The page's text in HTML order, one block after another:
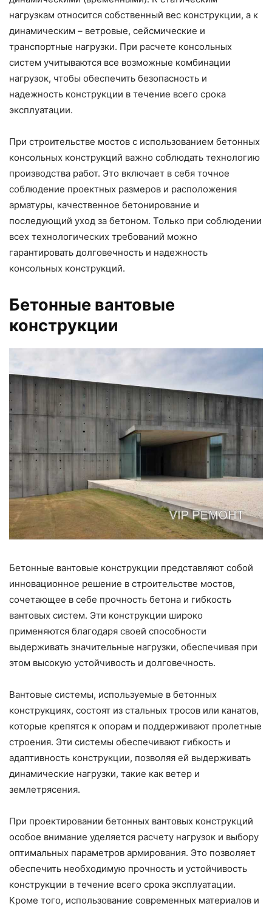
нагрузкам относится собственный вес конструкции, а к
динамическим – ветровые, сейсмические и
транспортные нагрузки. При расчете консольных
систем учитываются все возможные комбинации
нагрузок, чтобы обеспечить безопасность и
надежность конструкции в течение всего срока
эксплуатации.
При строительстве мостов с использованием бетонных
консольных конструкций важно соблюдать технологию
производства работ. Это включает в себя точное
соблюдение проектных размеров и расположения
арматуры, качественное бетонирование и
последующий уход за бетоном. Только при соблюдении
всех технологических требований можно
гарантировать долговечность и надежность
консольных конструкций.
Бетонные вантовые
конструкции
Бетонные вантовые конструкции представляют собой
инновационное решение в строительстве мостов,
сочетающее в себе прочность бетона и гибкость
вантовых систем. Эти конструкции широко
применяются благодаря своей способности
выдерживать значительные нагрузки, обеспечивая при
этом высокую устойчивость и долговечность.
Вантовые системы, используемые в бетонных
конструкциях, состоят из стальных тросов или канатов,
которые крепятся к опорам и поддерживают пролетные
строения. Эти системы обеспечивают гибкость и
адаптивность конструкции, позволяя ей выдерживать
динамические нагрузки, такие как ветер и
землетрясения.
При проектировании бетонных вантовых конструкций
особое внимание уделяется расчету нагрузок и выбору
оптимальных параметров армирования. Это позволяет
обеспечить необходимую прочность и устойчивость
конструкции в течение всего срока эксплуатации.
Кроме того, использование современных материалов и